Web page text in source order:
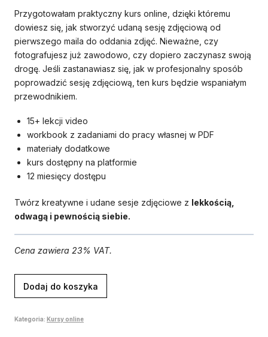
Przygotowałam praktyczny kurs online, dzięki któremu
dowiesz się, jak stworzyć udaną sesję zdjęciową od
pierwszego maila do oddania zdjęć. Nieważne, czy
fotografujesz już zawodowo, czy dopiero zaczynasz swoją
drogę. Jeśli zastanawiasz się, jak w profesjonalny sposób
poprowadzić sesję zdjęciową, ten kurs będzie wspaniałym
przewodnikiem.
15+ lekcji video
workbook z zadaniami do pracy własnej w PDF
materiały dodatkowe
kurs dostępny na platformie
12 miesięcy dostępu
Twórz kreatywne i udane sesje zdjęciowe z lekkością,
odwagą i pewnością siebie.
Cena zawiera 23% VAT.
od
Dodaj do koszyka
Kategoria: Kursy online